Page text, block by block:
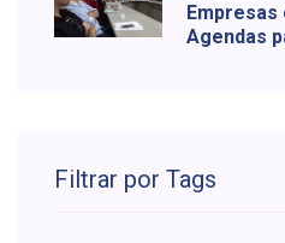
Agendas
Filtrar por Tags